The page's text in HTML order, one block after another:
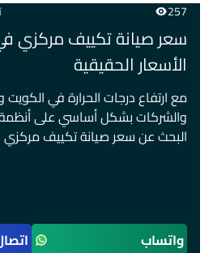
257
الأسعار الحقيقية
مع ارتفاع درجات الحرارة في الكويت
والشركات بشكل أساسي على أنظمة
البحث عن سعر صيانة تكييف مركزي في
واتساب